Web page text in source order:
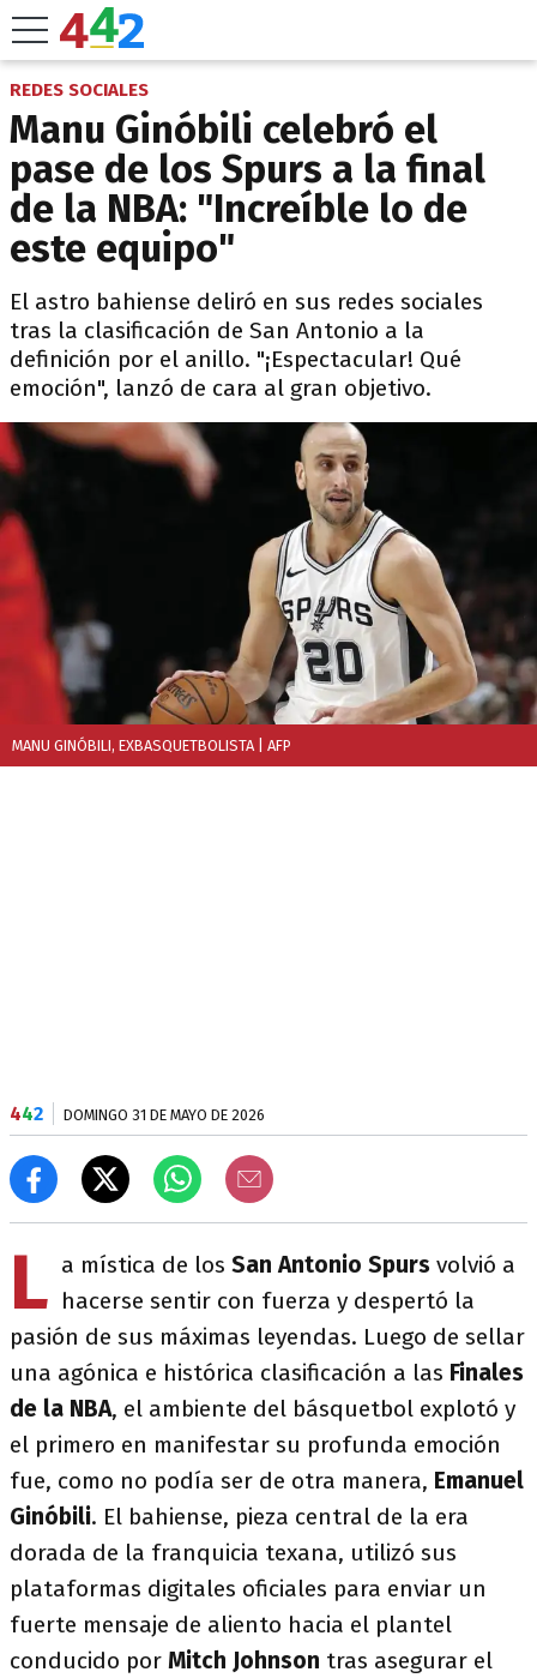
REDES SOCIALES
Manu Ginóbili celebró el
pase de los Spurs a la final
de la NBA: "Increíble lo de
este equipo"
El astro bahiense deliró en sus redes sociales
tras la clasificación de San Antonio a la
definición por el anillo. "¡Espectacular! Qué
emoción", lanzó de cara al gran objetivo.
MANU GINÓBILI, EXBASQUETBOLISTA | AFP
442 DOMINGO 31 DE MAYO DE 2026
L a mística de los San Antonio Spurs volvió a
hacerse sentir con fuerza y despertó la
pasión de sus máximas leyendas. Luego de sellar
una agónica e histórica clasificación a las Finales
de la NBA, el ambiente del básquetbol explotó y
el primero en manifestar su profunda emoción
fue, como no podía ser de otra manera, Emanuel
Ginóbili. El bahiense, pieza central de la era
dorada de la franquicia texana, utilizó sus
plataformas digitales oficiales para enviar un
fuerte mensaje de aliento hacia el plantel
conducido por Mitch Johnson​ tras asegurar el